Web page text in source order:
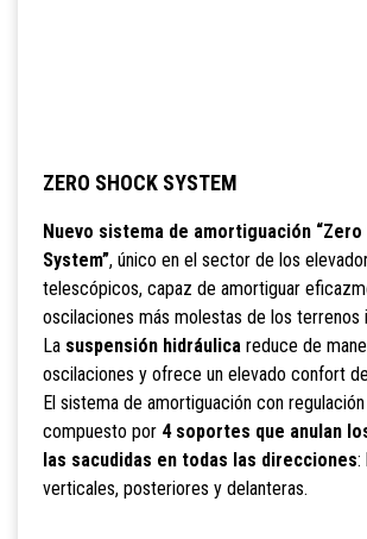
ZERO SHOCK SYSTEM
Nuevo sistema de amortiguación “Zero
System”, único en el sector de los
telescópicos, capaz de amortiguar
oscilaciones más molestas de los terrenos
La suspensión hidráulicareduce de
oscilaciones y ofrece un elevado confort
El sistema de amortiguación con
compuesto por 4 soportes que anulan
las sacudidas en todas las direcciones:
verticales, posteriores y delanteras.